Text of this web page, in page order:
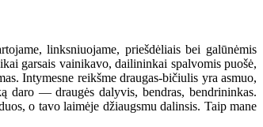
linksniuojame, priešdėliais bei galūnėmis
garsais vainikavo, dailininkai spalvomis puošė,
Intymesne reikšme draugas-bičiulis yra asmuo,
daro — draugės dalyvis, bendras, bendrininkas.
o tavo laimėje džiaugsmu dalinsis. Taip mane